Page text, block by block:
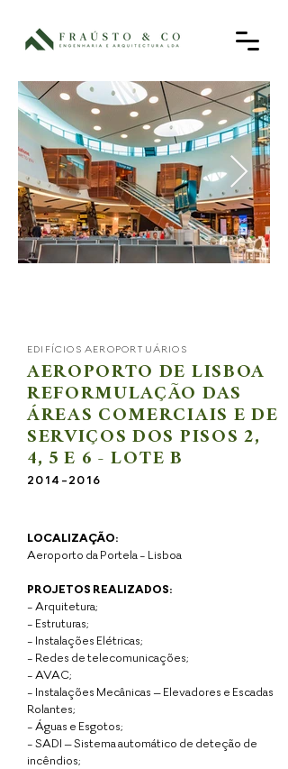
EDIFÍCIOS AEROPORTUÁRIOS
AEROPORTO DE LISBOA
REFORMULAÇÃO DAS
ÁREAS COMERCIAIS E DE
SERVIÇOS DOS PISOS 2,
4, 5 E 6 - LOTE B
2014-2016
LOCALIZAÇÃO:
Aeroporto da Portela - Lisboa
PROJETOS REALIZADOS:
- Arquitetura;
- Estruturas;
- Instalações Elétricas;
- Redes de telecomunicações;
- AVAC;
- Instalações Mecânicas – Elevadores e Escadas
Rolantes;
- Águas e Esgotos;
- SADI – Sistema automático de deteção de
incêndios;